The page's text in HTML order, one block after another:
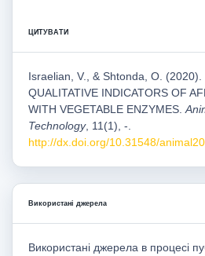
ЦИТУВАТИ
Israelian, V., & Shtonda, O.
QUALITATIVE INDICATORS OF
WITH VEGETABLE ENZYMES.
Technology, 11(1), -.
http://dx.doi.org/10.31548/
Використані джерела
Використані джерела в процесі